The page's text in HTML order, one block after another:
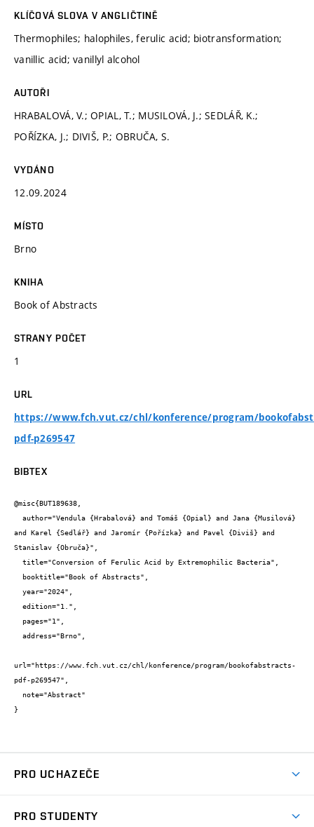
KLÍČOVÁ SLOVA V ANGLIČTINĚ
Thermophiles; halophiles, ferulic acid; biotransformation;
vanillic acid; vanillyl alcohol
AUTOŘI
HRABALOVÁ, V.; OPIAL, T.; MUSILOVÁ, J.; SEDLÁŘ, K.;
POŘÍZKA, J.; DIVIŠ, P.; OBRUČA, S.
VYDÁNO
12.09.2024
MÍSTO
Brno
KNIHA
Book of Abstracts
STRANY POČET
1
URL
https://www.fch.vut.cz/chl/konference/program/
pdf-p269547
BIBTEX
@misc{BUT189638,
and Karel {Sedlář} and Jaromír {Pořízka} and Pavel {Diviš} and
Stanislav {Obruča}",
url="https://www.fch.vut.cz/chl/konference/program/bookofabstracts-
pdf-p269547",
}
PRO UCHAZEČE
PRO STUDENTY